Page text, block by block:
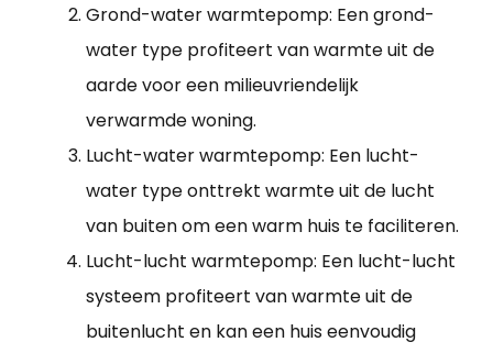
Grond-water warmtepomp: Een grond-
water type profiteert van warmte uit de
aarde voor een milieuvriendelijk
verwarmde woning.
Lucht-water warmtepomp: Een lucht-
water type onttrekt warmte uit de lucht
van buiten om een warm huis te faciliteren.
Lucht-lucht warmtepomp: Een lucht-lucht
systeem profiteert van warmte uit de
buitenlucht en kan een huis eenvoudig